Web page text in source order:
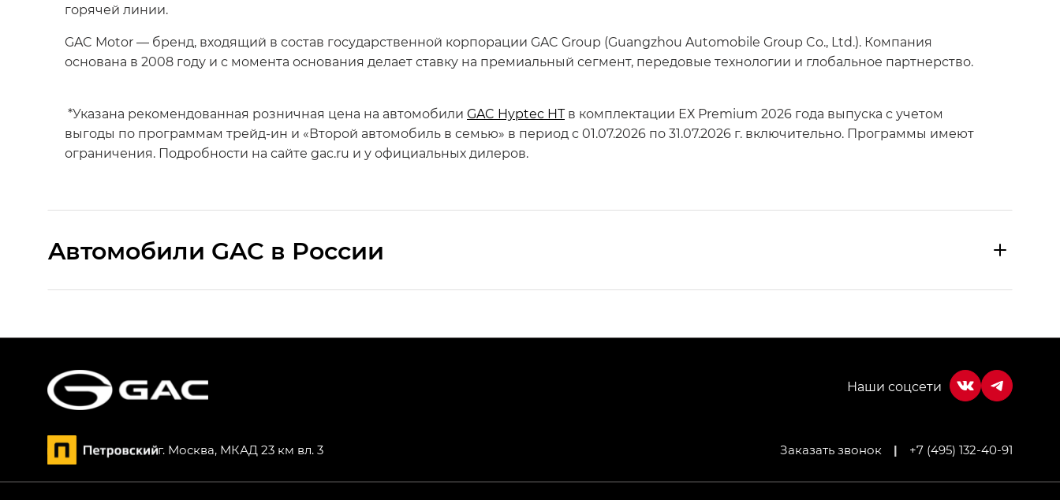
горячей линии.
GAC Motor — бренд, входящий в состав государственной корпорации GAC Group (Guangzhou Automobile Group Co., Ltd.). Компания
основана в 2008 году и с момента основания делает ставку на премиальный сегмент, передовые технологии и глобальное партнерство.
*Указана рекомендованная розничная цена на автомобили GAC Hyptec HTв комплектации ЕХ Premium 2026 года выпуска с учетом
выгоды по программам трейд-ин и «Второй автомобиль в семью» в период с 01.07.2026 по 31.07.2026 г. включительно. Программы имеют
ограничения. Подробности на сайте gac.ru и у официальных дилеров.
Aвтомобили GAC в России
HYPTEC HT — Хайптек Эйч Ти (HYPTEC HT) в комплектации Экс ПРЕМИУМ — EX PREMIUM
GS8 — Джи Эс 8 (GS8) в комплектациях Джи Эс 8 ТРЭВЕЛЛЕР — GS8 TRAVELLER, Джи Икс ПРЕМИУМ — GX PREMIUM, Джи Эти — GT, Джи Эль —
GL
г. Москва, МКАД 23 км вл. 3 Заказать звонок | +7 (495) 132-40-91